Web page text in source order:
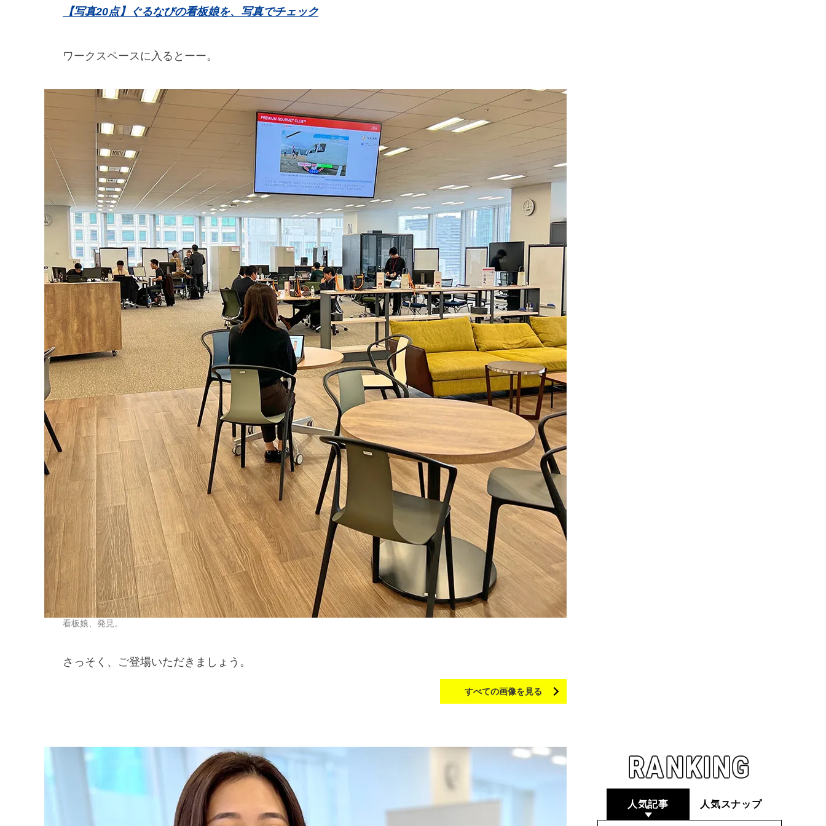
【写真20点】ぐるなびの看板娘を、写真でチェック
ワークスペースに入るとーー。
看板娘、発見。
さっそく、ご登場いただきましょう。
すべての画像を見る
RANKING
人気記事 人気スナップ